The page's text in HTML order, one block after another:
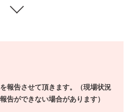
報告させて頂きます。（現場状況
告ができない場合があります）